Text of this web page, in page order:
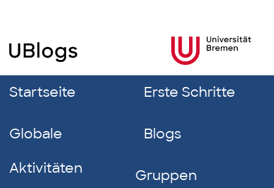
Startseite Erste Schritte
Globale
Aktivitäten
Blogs
Gruppen